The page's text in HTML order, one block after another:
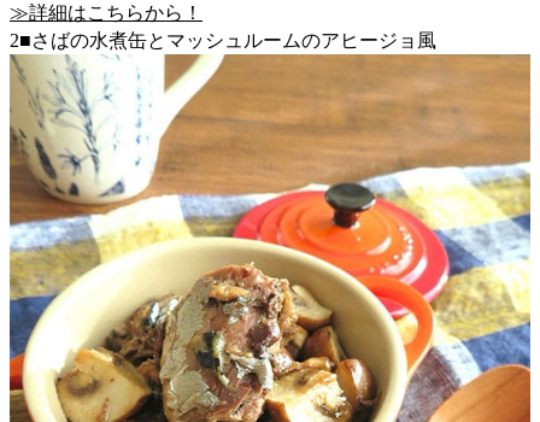
≫詳細はこちらから！
2■さばの水煮缶とマッシュルームのアヒージョ風